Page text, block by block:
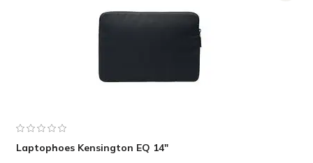
Laptophoes Kensington EQ 14"